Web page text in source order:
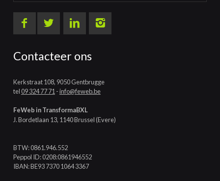
Contacteer ons
Kerkstraat 108, 9050 Gentbrugge
tel09 324 77 71 -info@feweb.be
FeWeb in TransformaBXL
J. Bordetlaan 13, 1140 Brussel (Evere)
BTW: 0861.946.552
Peppol ID: 0208:0861946552
IBAN: BE93 7370 1064 3367